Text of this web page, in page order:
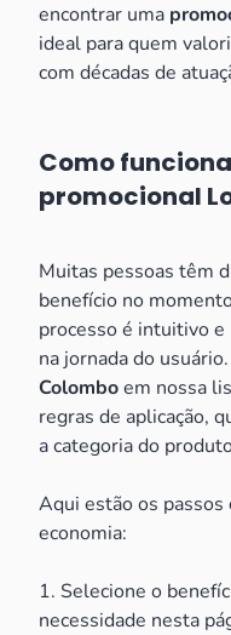
encontrar uma
ideal para quem
com décadas de
Como
promocional
Muitas pessoas têm
benefício no
processo é intuitivo e
na jornada do
Colomboem nossa
regras de aplicação,
a categoria do
Aqui estão os passos
economia:
1. Selecione o
necessidade nesta